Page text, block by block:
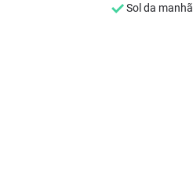
Sol da manhã